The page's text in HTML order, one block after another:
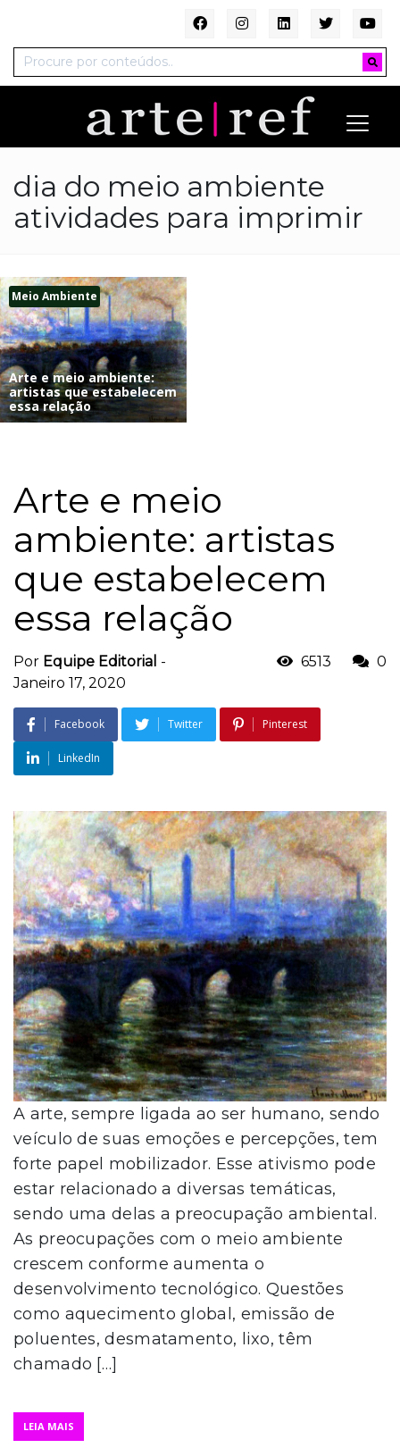
dia do meio ambiente
atividades para imprimir
Meio Ambiente
Arte e meio ambiente:
artistas que estabelecem
essa relação
Arte e meio
ambiente: artistas
que estabelecem
essa relação
Por Equipe Editorial -
Janeiro 17, 2020
6513 0
Facebook Twitter Pinterest
LinkedIn
A arte, sempre ligada ao ser humano, sendo
veículo de suas emoções e percepções, tem
forte papel mobilizador. Esse ativismo pode
estar relacionado a diversas temáticas,
sendo uma delas a preocupação ambiental.
As preocupações com o meio ambiente
crescem conforme aumenta o
desenvolvimento tecnológico. Questões
como aquecimento global, emissão de
poluentes, desmatamento, lixo, têm
chamado […]
LEIA MAIS